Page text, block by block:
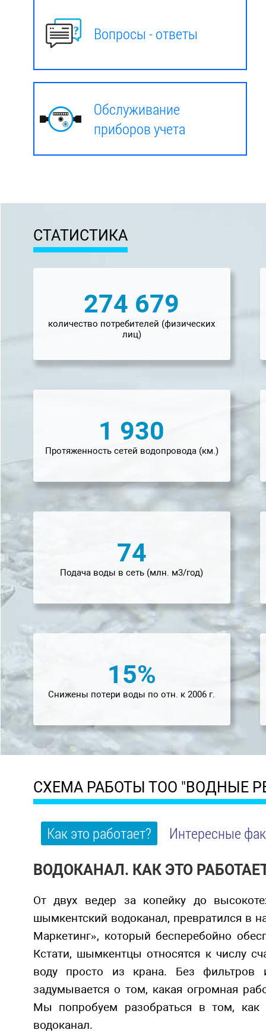
Вопросы - ответы
Обслуживание
приборов учета
СТАТИСТИКА
274 679
количество потребителей (физических
лиц)
1 930
Протяженность сетей водопровода (км.)
74
Подача воды в сеть (млн. м3/год)
15%
Снижены потери воды по отн. к 2006 г.
СХЕМА РАБОТЫ ТОО "ВОДНЫЕ
Как это работает? Интересные
ВОДОКАНАЛ. КАК ЭТО
От двух ведер за копейку до
шымкентский водоканал, превратился в
Маркетинг», который бесперебойно
Кстати, шымкентцы относятся к числу
воду просто из крана. Без
задумывается о том, какая огромная
Мы попробуем разобраться в том, как
водоканал.